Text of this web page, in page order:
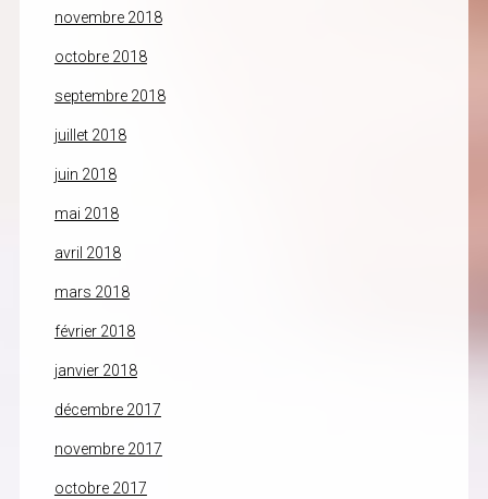
novembre 2018
octobre 2018
septembre 2018
juillet 2018
juin 2018
mai 2018
avril 2018
mars 2018
février 2018
janvier 2018
décembre 2017
novembre 2017
octobre 2017